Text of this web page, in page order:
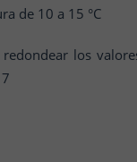
de 10 a 15 °C
los